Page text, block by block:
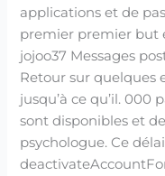
applications et de
premier premier but
jojoo37 Messages
Retour sur quelques
jusqu’à ce qu’il.
sont disponibles et
psychologue. Ce